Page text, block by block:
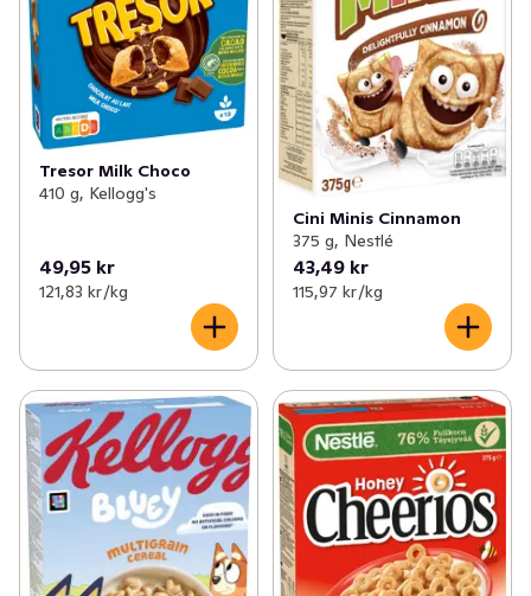
Tresor Milk Choco
410 g, Kellogg's
49,95 kr
121,83 kr /kg
Cini Minis Cinnamon
375 g, Nestlé
43,49 kr
115,97 kr /kg